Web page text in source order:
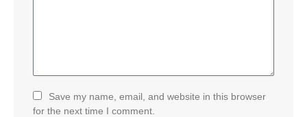
Save my name, email, and website in this browser
for the next time I comment.